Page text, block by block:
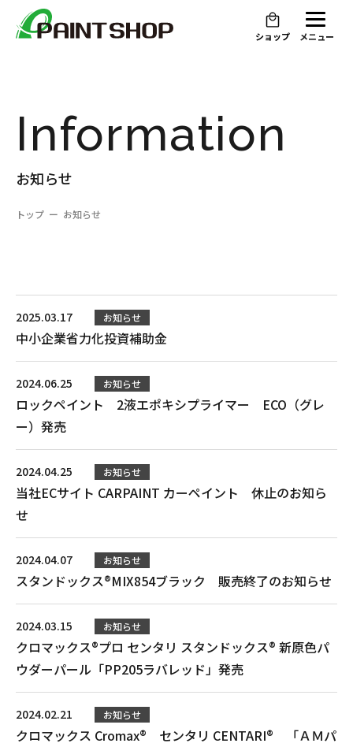
ショップ メニュー
Information
お知らせ
トップ お知らせ
2025.03.17 お知らせ
中小企業省力化投資補助金
2024.06.25 お知らせ
ロックペイント 2液エポキシプライマー ECO（グレ
ー）発売
2024.04.25 お知らせ
当社ECサイト CARPAINT カーペイント 休止のお知ら
せ
2024.04.07 お知らせ
スタンドックス®MIX854ブラック 販売終了のお知らせ
2024.03.15 お知らせ
クロマックス®プロ センタリ スタンドックス® 新原色パ
ウダーパール「PP205ラバレッド」発売
2024.02.21 お知らせ
クロマックス Cromax® センタリ CENTARI® 「ＡＭパ